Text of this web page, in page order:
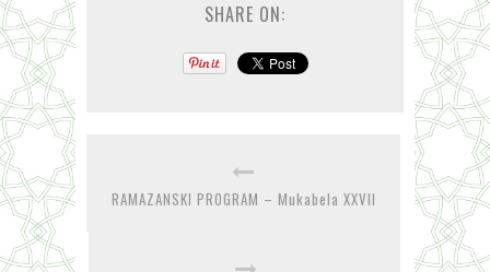
SHARE ON:
RAMAZANSKI PROGRAM – Mukabela XXVII